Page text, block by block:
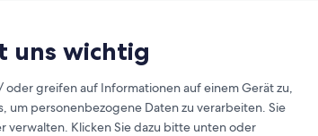
uns wichtig
oder greifen auf Informationen auf einem Gerät zu,
um personenbezogene Daten zu verarbeiten. Sie
verwalten. Klicken Sie dazu bitte unten oder